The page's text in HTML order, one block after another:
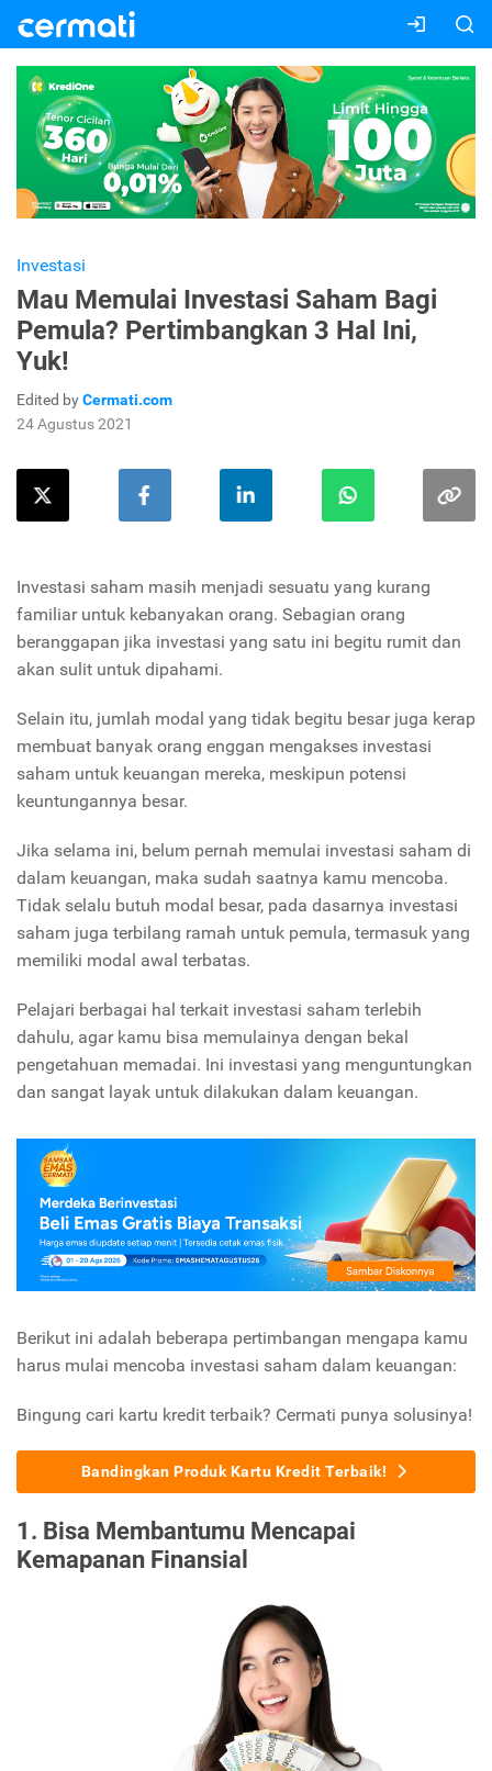
Investasi
Mau Memulai Investasi Saham Bagi
Pemula? Pertimbangkan 3 Hal Ini,
Yuk!
Edited byCermati.com
24 Agustus 2021
Investasi saham masih menjadi sesuatu yang kurang
familiar untuk kebanyakan orang. Sebagian orang
beranggapan jika investasi yang satu ini begitu rumit dan
akan sulit untuk dipahami.
Selain itu, jumlah modal yang tidak begitu besar juga kerap
membuat banyak orang enggan mengakses investasi
saham untuk keuangan mereka, meskipun potensi
keuntungannya besar.
Jika selama ini, belum pernah memulai investasi saham di
dalam keuangan, maka sudah saatnya kamu mencoba.
Tidak selalu butuh modal besar, pada dasarnya investasi
saham juga terbilang ramah untuk pemula, termasuk yang
memiliki modal awal terbatas.
Pelajari berbagai hal terkait investasi saham terlebih
dahulu, agar kamu bisa memulainya dengan bekal
pengetahuan memadai. Ini investasi yang menguntungkan
dan sangat layak untuk dilakukan dalam keuangan.
Berikut ini adalah beberapa pertimbangan mengapa kamu
harus mulai mencoba investasi saham dalam keuangan:
Bingung cari kartu kredit terbaik? Cermati punya solusinya!
Bandingkan Produk Kartu Kredit Terbaik!
1. Bisa Membantumu Mencapai
Kemapanan Finansial